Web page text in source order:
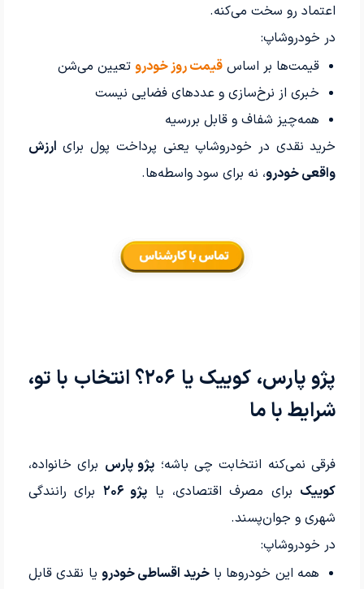
اعتماد رو سخت می‌کنه.
در خودروشاپ:
قیمت‌ها بر اساس قیمت روز خودرو تعیین می‌شن
خبری از نرخ‌سازی و عددهای فضایی نیست
همه‌چیز شفاف و قابل بررسیه
خرید نقدی در خودروشاپ یعنی پرداخت پول برای ارزش
واقعی خودرو، نه برای سود واسطه‌ها.
پژو پارس، کوییک یا ۲۰۶؟ انتخاب با تو،
شرایط با ما
فرقی نمی‌کنه انتخابت چی باشه؛ پژو پارس برای خانواده،
کوییک برای مصرف اقتصادی، یا پژو ۲۰۶
برای رانندگی
شهری و جوان‌پسند.
در خودروشاپ:
همه این خودروها باخرید اقساطی خودرو یا نقدی قابل